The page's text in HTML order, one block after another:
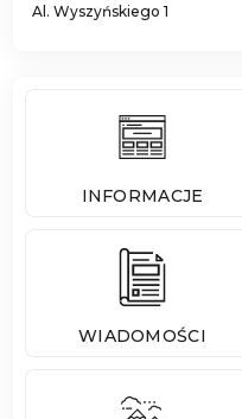
Al. Wyszyńskiego 1
INFORMACJE
WIADOMOŚCI